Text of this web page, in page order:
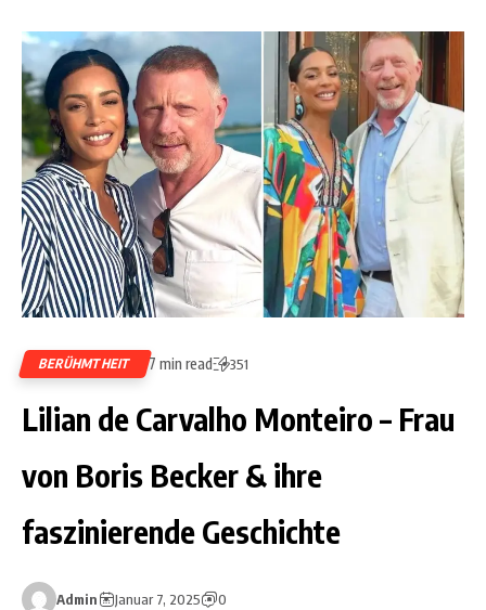
BERÜHMTHEIT 7 min read 351
Lilian de Carvalho Monteiro – Frau
von Boris Becker & ihre
faszinierende Geschichte
Admin Januar 7, 2025 0